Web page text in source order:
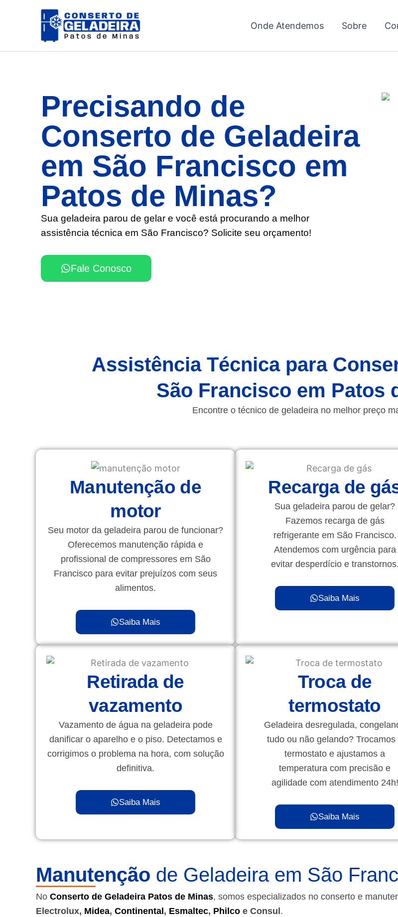
conteúdo
Onde Atendemos Sobre
Precisando de
Conserto de Geladeira
em São Francisco em
Patos de Minas?
Sua geladeira parou de gelar e você está procurando a melhor
assistência técnica em São Francisco? Solicite seu orçamento!
Fale Conosco
Assistência Técnica para
São Francisco em Patos
Encontre o técnico de geladeira no melhor preço
Manutenção de
motor
Seu motor da geladeira parou de funcionar?
Oferecemos manutenção rápida e
profissional de compressores em São
Francisco para evitar prejuízos com seus
alimentos.
Saiba Mais
Recarga de
Sua geladeira parou de gelar?
Fazemos recarga de gás
refrigerante em São Francisco.
Atendemos com urgência para
evitar desperdício e transtornos.
Saiba Mais
Retirada de
vazamento
Vazamento de água na geladeira pode
danificar o aparelho e o piso. Detectamos e
corrigimos o problema na hora, com solução
definitiva.
Saiba Mais
Troca de
termostato
Geladeira desregulada,
tudo ou não gelando? Trocamos
termostato e ajustamos a
temperatura com precisão e
agilidade com atendimento 24h!
Saiba Mais
Manutenção de Geladeira em São
No Conserto de Geladeira Patos de Minas, somos especializados no conserto e
Electrolux, Midea, Continental, Esmaltec, Philco e Consul.